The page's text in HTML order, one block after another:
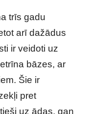
trīs gadu
arī dažādus
ir veidoti uz
bāzes, ar
Šie ir
pret
uz ādas, gan